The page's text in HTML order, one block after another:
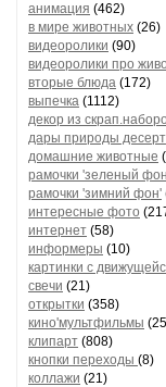
анимация (462)
в мире животных (26)
видеоролики (90)
видеоролики про
вторые блюда (172)
выпечка (1112)
декор из
дары природы десерт
домашние животные
рамочки 'зеленый
рамочки 'зимний фон'
интересные фото
интернет (58)
информеры (10)
картинки с
свечи (21)
открытки (358)
кино'мультфильмы
клипарт (808)
кнопки переходы (8)
коллажи (21)